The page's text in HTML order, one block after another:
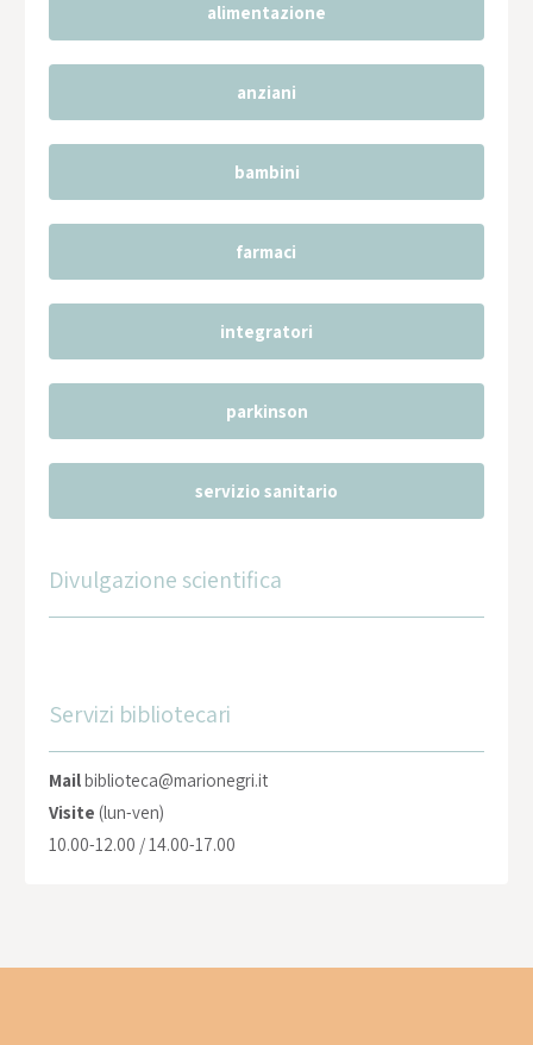
alimentazione
anziani
bambini
farmaci
integratori
parkinson
servizio sanitario
Divulgazione scientifica
Servizi bibliotecari
Mailbiblioteca@marionegri.it
Visite (lun-ven)
10.00-12.00 / 14.00-17.00